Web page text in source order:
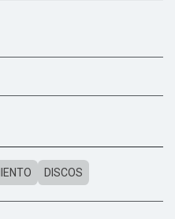
DISCOS